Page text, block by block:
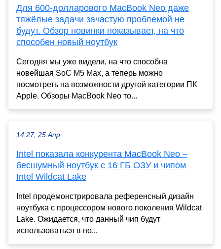
Для 600-долларового MacBook Neo даже
тяжёлые задачи зачастую проблемой не
будут. Обзор новинки показывает, на что
способен новый ноутбук
Сегодня мы уже видели, на что способна
новейшая SoC M5 Max, а теперь можно
посмотреть на возможности другой категории ПК
Apple. Обзоры MacBook Neo то...
14:27, 25 Апр
Intel показала конкурента MacBook Neo –
бесшумный ноутбук с 16 ГБ ОЗУ и чипом
Intel Wildcat Lake
Intel продемонстрировала референсный дизайн
ноутбука с процессором нового поколения Wildcat
Lake. Ожидается, что данный чип будут
использоваться в но...